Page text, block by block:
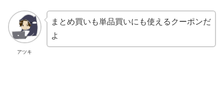
アツキ
まとめ買いも単品買いにも使えるクーポンだ
よ